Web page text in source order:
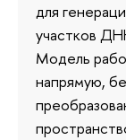
для
участков
Модель
напрямую,